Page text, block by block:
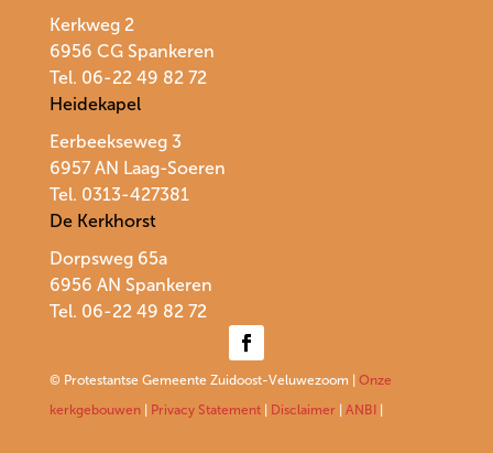
Kerkweg 2
6956 CG Spankeren
Tel. 06-22 49 82 72
Heidekapel
Eerbeekseweg 3
6957 AN Laag-Soeren
Tel. 0313-427381
De Kerkhorst
Dorpsweg 65a
6956 AN Spankeren
Tel. 06-22 49 82 72
© Protestantse Gemeente Zuidoost-Veluwezoom | Onze
kerkgebouwen| Privacy Statement| Disclaimer ANBI